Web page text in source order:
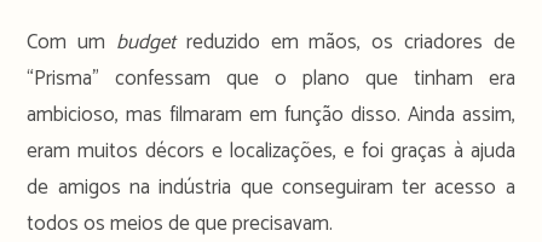
Com um budgetreduzido em mãos, os criadores de
“Prisma” confessam que o plano que tinham era
ambicioso, mas filmaram em função disso. Ainda assim,
eram muitos décors e localizações, e foi graças à ajuda
de amigos na indústria que conseguiram ter acesso a
todos os meios de que precisavam.